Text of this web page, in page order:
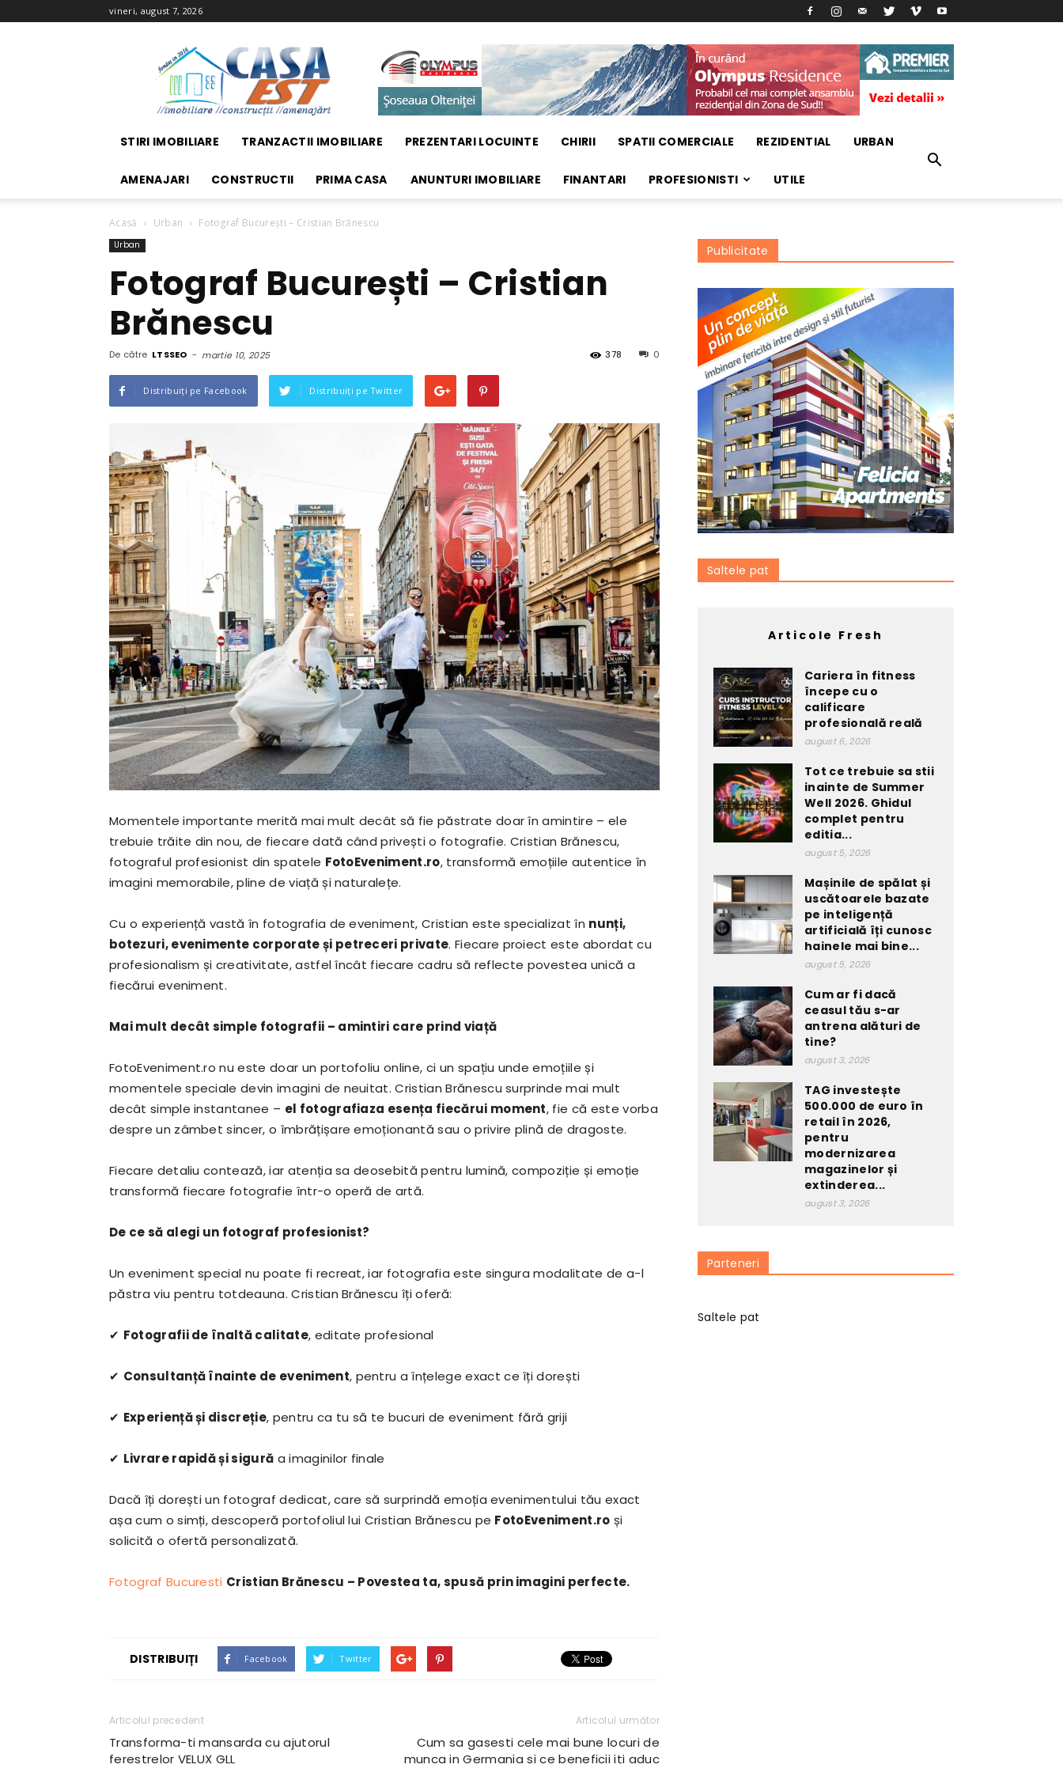
vineri, august 7, 2026
EST
STIRI IMOBILIARE TRANZACTII IMOBILIARE PREZENTARI LOCUINTE CHIRII SPATII COMERCIALE REZIDENTIAL URBAN
AMENAJARI CONSTRUCTII PRIMA CASA ANUNTURI IMOBILIARE FINANTARI PROFESIONISTI UTILE
Acasă Urban Fotograf București – Cristian Brănescu
Urban
Fotograf București – Cristian
Brănescu
De către LTSSEO - martie 10, 2025 0
378
Distribuiți pe Facebook Distribuiți pe Twitter
Momentele importante merită mai mult decât să fie păstrate doar în amintire – ele
trebuie trăite din nou, de fiecare dată când privești o fotografie. Cristian Brănescu,
fotograful profesionist din spatele FotoEveniment.ro, transformă emoțiile autentice în
imagini memorabile, pline de viață și naturalețe.
Cu o experiență vastă în fotografia de eveniment, Cristian este specializat în nunți,
botezuri, evenimente corporate și petreceri private. Fiecare proiect este abordat cu
profesionalism și creativitate, astfel încât fiecare cadru să reflecte povestea unică a
fiecărui eveniment.
Mai mult decât simple fotografii – amintiri care prind viață
FotoEveniment.ro nu este doar un portofoliu online, ci un spațiu unde emoțiile și
momentele speciale devin imagini de neuitat. Cristian Brănescu surprinde mai mult
decât simple instantanee – el fotografiaza esența fiecărui moment, fie că este vorba
despre un zâmbet sincer, o îmbrățișare emoționantă sau o privire plină de dragoste.
Fiecare detaliu contează, iar atenția sa deosebită pentru lumină, compoziție și emoție
transformă fiecare fotografie într-o operă de artă.
De ce să alegi un fotograf profesionist?
Un eveniment special nu poate fi recreat, iar fotografia este singura modalitate de a-l
păstra viu pentru totdeauna. Cristian Brănescu îți oferă:
✔ Fotografii de înaltă calitate, editate profesional
✔ Consultanță înainte de eveniment, pentru a înțelege exact ce îți dorești
✔ Experiență și discreție, pentru ca tu să te bucuri de eveniment fără griji
✔ Livrare rapidă și sigură a imaginilor finale
Dacă îți dorești un fotograf dedicat, care să surprindă emoția evenimentului tău exact
așa cum o simți, descoperă portofoliul lui Cristian Brănescu pe FotoEveniment.ro și
solicită o ofertă personalizată.
Fotograf Bucuresti Cristian Brănescu – Povestea ta, spusă prin imagini perfecte.
DISTRIBUIȚI Facebook Twitter
Articolul precedent
Transforma-ti mansarda cu ajutorul
ferestrelor VELUX GLL
Articolul următor
Cum sa gasesti cele mai bune locuri de
munca in Germania si ce beneficii iti aduc
Publicitate
Saltele pat
Articole Fresh
Cariera în fitness
începe cu o
calificare
profesională reală
august 6, 2026
Tot ce trebuie sa stii
inainte de Summer
Well 2026. Ghidul
complet pentru
editia...
august 5, 2026
Mașinile de spălat și
uscătoarele bazate
pe inteligență
artificială îți cunosc
hainele mai bine...
august 5, 2026
Cum ar fi dacă
ceasul tău s-ar
antrena alături de
tine?
august 3, 2026
TAG investește
500.000 de euro în
retail în 2026,
pentru
modernizarea
magazinelor și
extinderea...
august 3, 2026
Parteneri
Saltele pat